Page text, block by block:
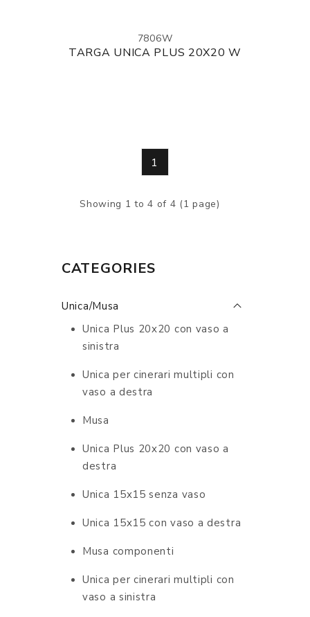
7806W
TARGA UNICA PLUS 20X20 W
1
Showing 1 to 4 of 4 (1 page)
CATEGORIES
Unica/Musa
Unica Plus 20x20 con vaso a
sinistra
Unica per cinerari multipli con
vaso a destra
Musa
Unica Plus 20x20 con vaso a
destra
Unica 15x15 senza vaso
Unica 15x15 con vaso a destra
Musa componenti
Unica per cinerari multipli con
vaso a sinistra